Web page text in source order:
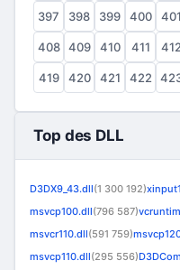
397 398 399 400 401
408 409 410 411 412
419 420 421 422
Top des DLL
D3DX9_43.dll(1 300 192)
msvcp100.dll(796 587)
msvcr110.dll(591 759)
msvcp110.dll(295 556)